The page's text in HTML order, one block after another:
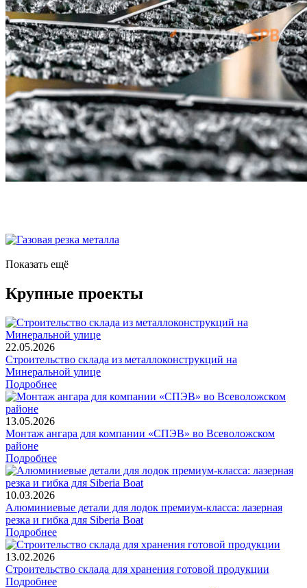
Показать ещё
Крупные проекты
22.05.2026
Строительство склада из металлоконструкций на
Минеральной улице
Подробнее
13.05.2026
Монтаж ангара для компании «СПЭВ» во Всеволожском
районе
Подробнее
10.03.2026
Алюминиевые детали для лодок премиум-класса: лазерная
резка и гибка для Siberia Boat
Подробнее
13.02.2026
Строительство склада для хранения готовой продукции
Подробнее